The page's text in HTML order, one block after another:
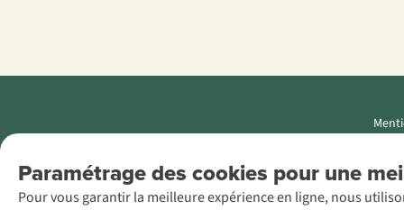
Paramétrage des cookies pour une
Pour vous garantir la meilleure expérience en ligne, nous
AS Adventure
Luxemburg SA,
Boulevard F.W.